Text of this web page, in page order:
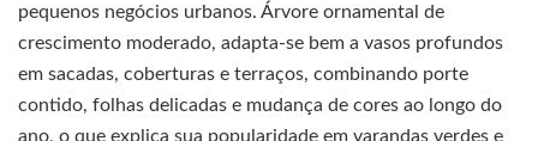
pequenos negócios urbanos. Árvore ornamental de
crescimento moderado, adapta-se bem a vasos profundos
em sacadas, coberturas e terraços, combinando porte
contido, folhas delicadas e mudança de cores ao longo do
ano, o que explica sua popularidade em varandas verdes e